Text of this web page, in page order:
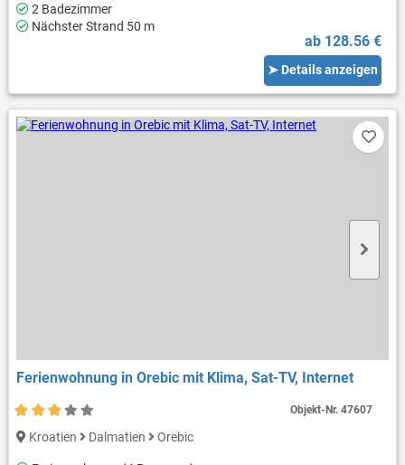
2 Badezimmer
Nächster Strand 50 m
ab 128.56 €
➤ Details anzeigen
Ferienwohnung in Orebic mit Klima, Sat-TV, Internet
Kroatien Dalmatien Orebic
Objekt-Nr.47607